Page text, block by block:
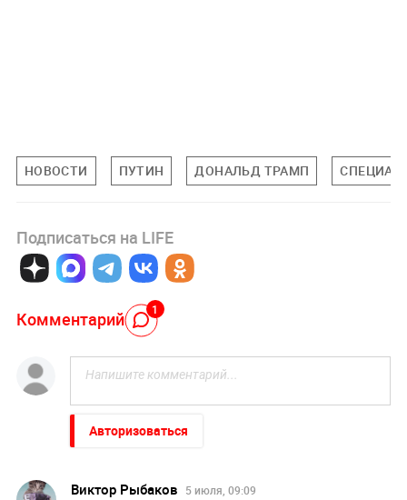
НОВОСТИ ПУТИН ДОНАЛЬД ТРАМП
Подписаться на LIFE
Комментарий 1
Авторизоваться
Виктор Рыбаков 5 июля, 09:09